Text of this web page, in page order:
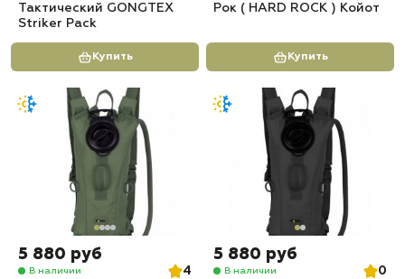
Тактический GONGTEX
Striker Pack
Купить
Рок ( HARD ROCK ) Койот
Купить
5 880 руб
В наличии
4
5 880 руб
В наличии
0